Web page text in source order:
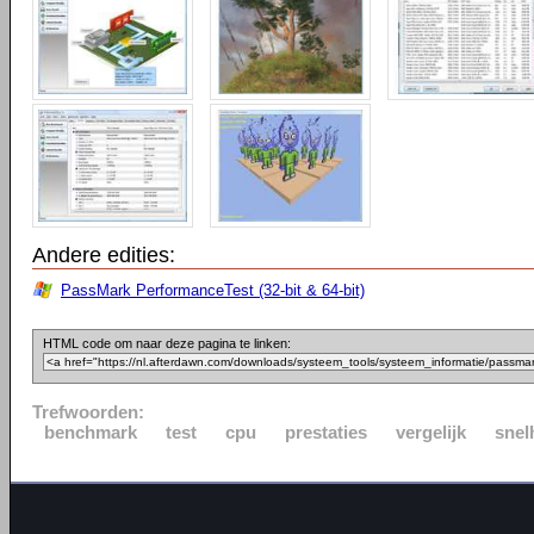
Andere edities:
PassMark PerformanceTest (32-bit & 64-bit)
HTML code om naar deze pagina te linken:
Trefwoorden:
benchmark
test cpu prestaties vergelijk